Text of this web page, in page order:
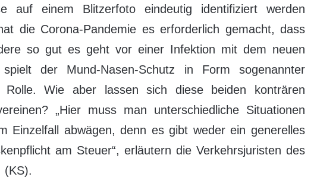
auf einem Blitzerfoto eindeutig identifiziert werden
die Corona-Pandemie es erforderlich gemacht, dass
so gut es geht vor einer Infektion mit dem neuen
der Mund-Nasen-Schutz in Form sogenannter
Rolle. Wie aber lassen sich diese beiden konträren
„Hier muss man unterschiedliche Situationen
Einzelfall abwägen, denn es gibt weder ein generelles
am Steuer“, erläutern die Verkehrsjuristen des
(KS).